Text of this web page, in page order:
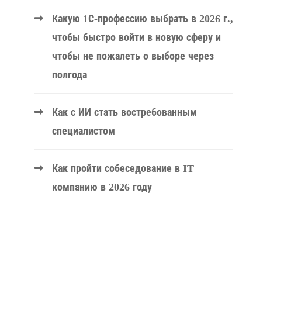
Какую 1С-профессию выбрать в 2026 г.,
чтобы быстро войти в новую сферу и
чтобы не пожалеть о выборе через
полгода
Как с ИИ стать востребованным
специалистом
Как пройти собеседование в IT
компанию в 2026 году